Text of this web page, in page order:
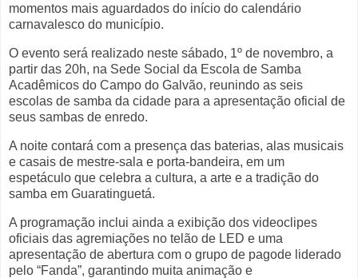
momentos mais aguardados do início do calendário
carnavalesco do município.
O evento será realizado neste sábado, 1º de novembro, a
partir das 20h, na Sede Social da Escola de Samba
Acadêmicos do Campo do Galvão, reunindo as seis
escolas de samba da cidade para a apresentação oficial de
seus sambas de enredo.
A noite contará com a presença das baterias, alas musicais
e casais de mestre-sala e porta-bandeira, em um
espetáculo que celebra a cultura, a arte e a tradição do
samba em Guaratinguetá.
A programação inclui ainda a exibição dos videoclipes
oficiais das agremiações no telão de LED e uma
apresentação de abertura com o grupo de pagode liderado
pelo “Fanda”, garantindo muita animação e